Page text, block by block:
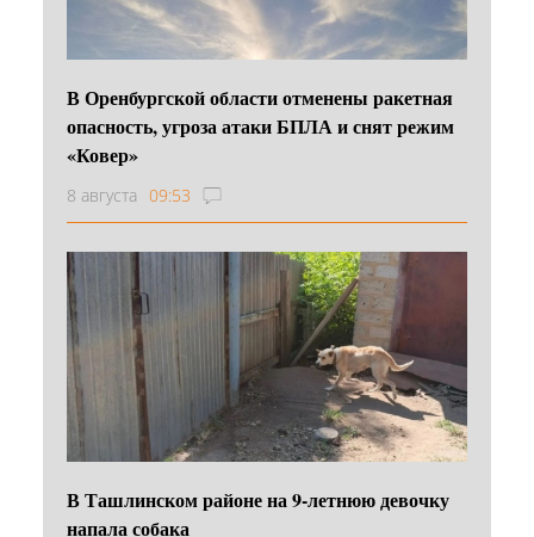
В Оренбургской области отменены ракетная
опасность, угроза атаки БПЛА и снят режим
«Ковер»
8 августа 09:53
В Ташлинском районе на 9-летнюю девочку
напала собака